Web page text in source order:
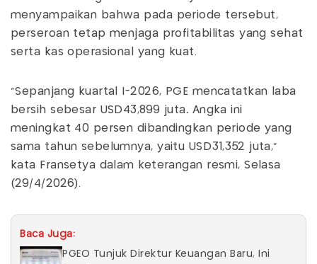
menyampaikan bahwa pada periode tersebut,
perseroan tetap menjaga profitabilitas yang sehat
serta kas operasional yang kuat.
“Sepanjang kuartal I-2026, PGE mencatatkan laba
bersih sebesar USD43,899 juta. Angka ini
meningkat 40 persen dibandingkan periode yang
sama tahun sebelumnya, yaitu USD31,352 juta,”
kata Fransetya dalam keterangan resmi, Selasa
(29/4/2026).
Baca Juga:
PGEO Tunjuk Direktur Keuangan Baru, Ini